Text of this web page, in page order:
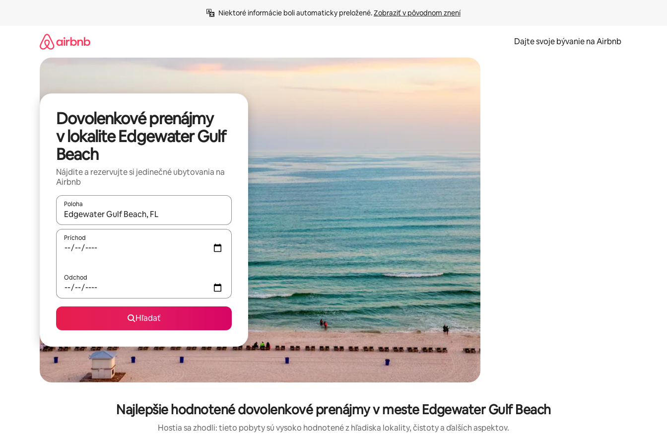
Niektoré informácie boli automaticky preložené. Zobraziť v pôvodnom znení
Dajte svoje bývanie na Airbnb
Dovolenkové prenájmy
v lokalite Edgewater Gulf
Beach
Nájdite a rezervujte si jedinečné ubytovania na
Airbnb
Poloha
Keď budú výsledky k dispozícii, môžete si ich prechádzať pomocou klávesov so šípkami nahor a nadol alebo ich preskúmať pomocou dotykových gest či potiahnutia prstom.
Príchod
Odchod
Hľadať
Najlepšie hodnotené dovolenkové prenájmy v meste Edgewater Gulf Beach
Hostia sa zhodli: tieto pobyty sú vysoko hodnotené z hľadiska lokality, čistoty a ďalších aspektov.